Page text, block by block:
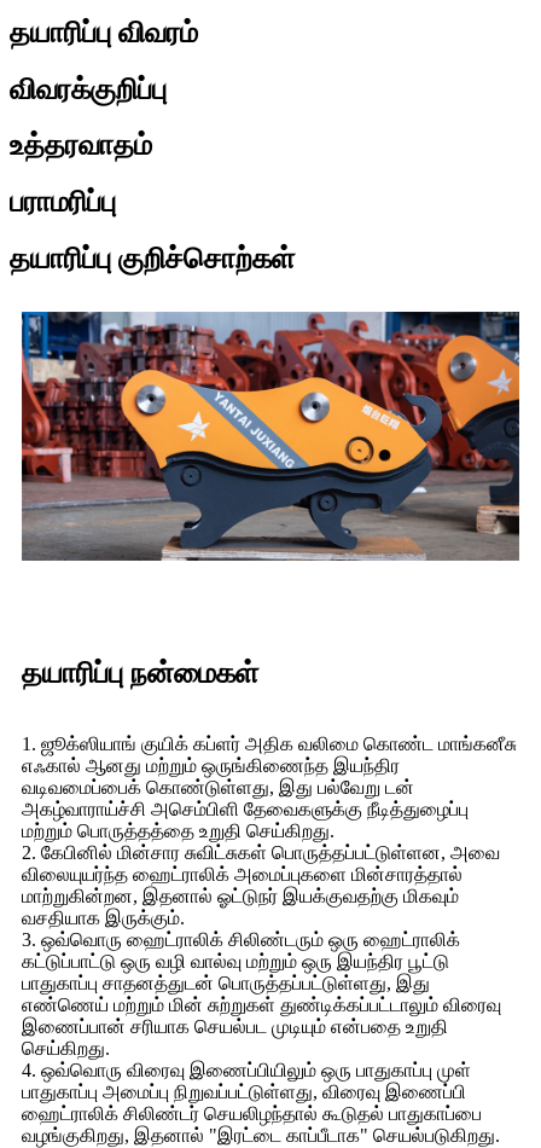
தயாரிப்பு விவரம்
விவரக்குறிப்பு
உத்தரவாதம்
பராமரிப்பு
தயாரிப்பு குறிச்சொற்கள்
தயாரிப்பு நன்மைகள்
1. ஜூக்ஸியாங் குயிக் கப்ளர் அதிக வலிமை கொண்ட மாங்கனீசு
எஃகால் ஆனது மற்றும் ஒருங்கிணைந்த இயந்திர
வடிவமைப்பைக் கொண்டுள்ளது, இது பல்வேறு டன்
அகழ்வாராய்ச்சி அசெம்பிளி தேவைகளுக்கு நீடித்துழைப்பு
மற்றும் பொருத்தத்தை உறுதி செய்கிறது.
2. கேபினில் மின்சார சுவிட்சுகள் பொருத்தப்பட்டுள்ளன, அவை
விலையுயர்ந்த ஹைட்ராலிக் அமைப்புகளை மின்சாரத்தால்
மாற்றுகின்றன, இதனால் ஓட்டுநர் இயக்குவதற்கு மிகவும்
வசதியாக இருக்கும்.
3. ஒவ்வொரு ஹைட்ராலிக் சிலிண்டரும் ஒரு ஹைட்ராலிக்
கட்டுப்பாட்டு ஒரு வழி வால்வு மற்றும் ஒரு இயந்திர பூட்டு
பாதுகாப்பு சாதனத்துடன் பொருத்தப்பட்டுள்ளது, இது
எண்ணெய் மற்றும் மின் சுற்றுகள் துண்டிக்கப்பட்டாலும் விரைவு
இணைப்பான் சரியாக செயல்பட முடியும் என்பதை உறுதி
செய்கிறது.
4. ஒவ்வொரு விரைவு இணைப்பியிலும் ஒரு பாதுகாப்பு முள்
பாதுகாப்பு அமைப்பு நிறுவப்பட்டுள்ளது, விரைவு இணைப்பி
ஹைட்ராலிக் சிலிண்டர் செயலிழந்தால் கூடுதல் பாதுகாப்பை
வழங்குகிறது, இதனால் "இரட்டை காப்பீடாக" செயல்படுகிறது.